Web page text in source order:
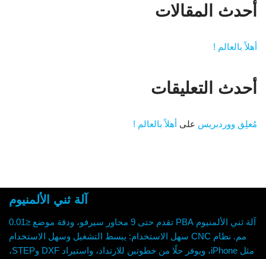
أحدث المقالات
أهلاً بالعالم !
أحدث التعليقات
مُعلِق ووردبريس على أهلاً بالعالم !
آلة ثني الألمنيوم
آلة ثني الألمنيوم PBA تقدم حتى 9 محاور سيرفو، ودقة موضع ≤0.01
مم. نظام CNC سهل الاستخدام: يبسط التشغيل وسهل الاستخدام
مثل iPhone، ويوفر حلًا من خطوتين للارتداد، واستيراد DXF وSTEP،